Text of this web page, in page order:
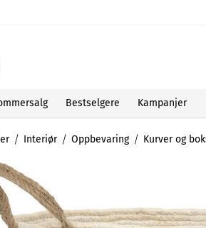
Bestselgere Kampanjer
Interiør Oppbevaring Kurver og